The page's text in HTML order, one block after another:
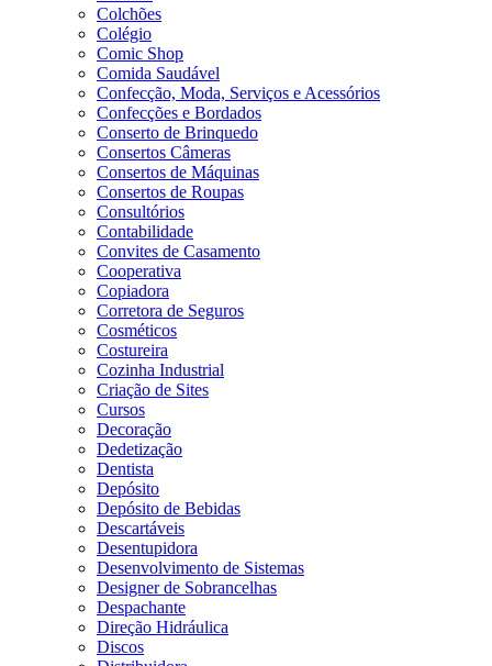
Colchões
Colégio
Comic Shop
Comida Saudável
Confecção, Moda, Serviços e Acessórios
Confecções e Bordados
Conserto de Brinquedo
Consertos Câmeras
Consertos de Máquinas
Consertos de Roupas
Consultórios
Contabilidade
Convites de Casamento
Cooperativa
Copiadora
Corretora de Seguros
Cosméticos
Costureira
Cozinha Industrial
Criação de Sites
Cursos
Decoração
Dedetização
Dentista
Depósito
Depósito de Bebidas
Descartáveis
Desentupidora
Desenvolvimento de Sistemas
Designer de Sobrancelhas
Despachante
Direção Hidráulica
Discos